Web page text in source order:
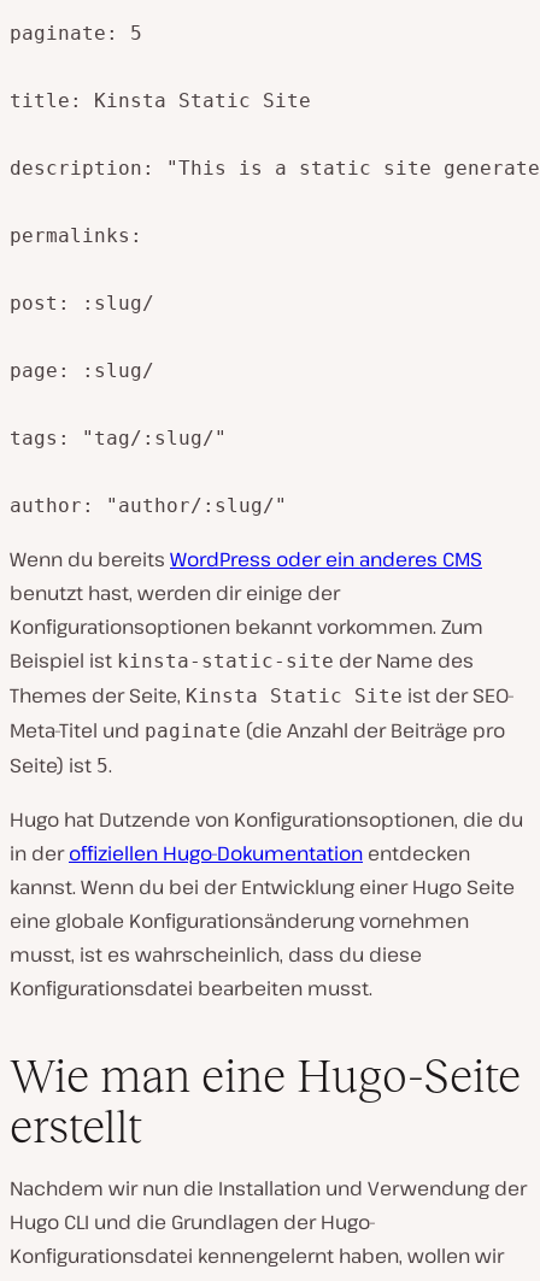
paginate: 5
title: Kinsta Static Site
description: "This is a static site
permalinks:
post: :slug/
page: :slug/
tags: "tag/:slug/"
author: "author/:slug/"
Wenn du bereits WordPress oder ein anderes CMS
benutzt hast, werden dir einige der
Konfigurationsoptionen bekannt vorkommen. Zum
Beispiel ist kinsta-static-site der Name des
Themes der Seite, Kinsta Static Site ist der SEO-
Meta-Titel und paginate (die Anzahl der Beiträge pro
Seite) ist 5.
Hugo hat Dutzende von Konfigurationsoptionen, die du
in deroffiziellen Hugo-Dokumentation entdecken
kannst. Wenn du bei der Entwicklung einer Hugo Seite
eine globale Konfigurationsänderung vornehmen
musst, ist es wahrscheinlich, dass du diese
Konfigurationsdatei bearbeiten musst.
Wie man eine Hugo-Seite
erstellt
Nachdem wir nun die Installation und Verwendung der
Hugo CLI und die Grundlagen der Hugo-
Konfigurationsdatei kennengelernt haben, wollen wir